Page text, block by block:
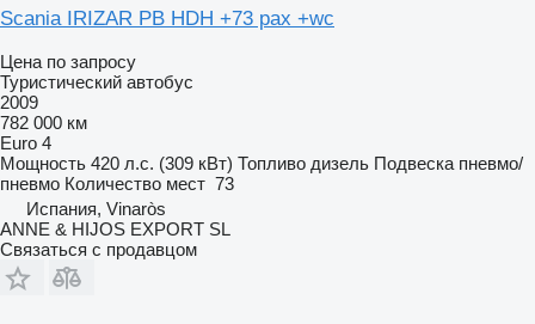
Scania IRIZAR PB HDH +73 pax +wc
Цена по запросу
Туристический автобус
2009
782 000 км
Euro 4
Мощность 420 л.с. (309 кВт) Топливо дизель Подвеска пневмо/
пневмо Количество мест 73
Испания, Vinaròs
ANNE & HIJOS EXPORT SL
Связаться с продавцом